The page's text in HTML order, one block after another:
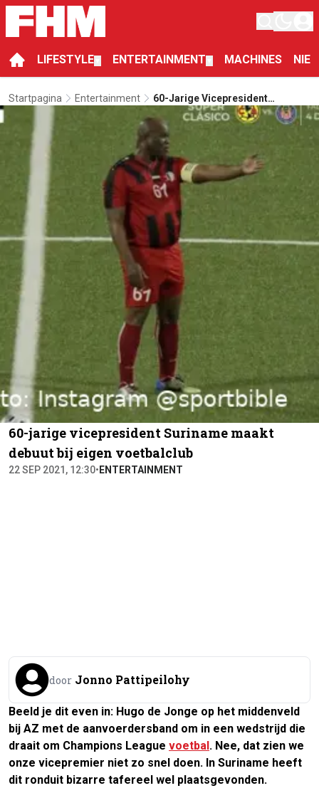
LIFESTYLE ENTERTAINMENT MACHINES
Startpagina Entertainment
60-Jarige Vicepresident
Suriname Maakt Debuut Bij Eigen
Voetbalclub
60-jarige vicepresident Suriname maakt
debuut bij eigen voetbalclub
22 SEP 2021, 12:30• ENTERTAINMENT
door Jonno Pattipeilohy
Beeld je dit even in: Hugo de Jonge op het middenveld
bij AZ met de aanvoerdersband om in een wedstrijd die
draait om Champions League voetbal . Nee, dat zien we
onze vicepremier niet zo snel doen. In Suriname heeft
dit ronduit bizarre tafereel wel plaatsgevonden.